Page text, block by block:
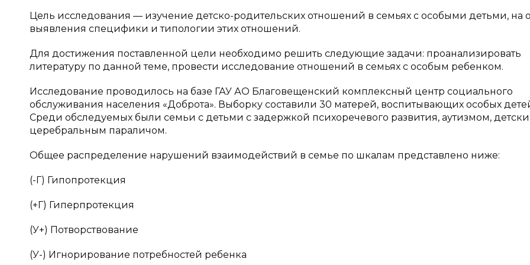
Цель исследования — изучение детско-родительских отношений в семьях с особыми детьми, на
выявления специфики и типологии этих отношений.
Для достижения поставленной цели необходимо решить следующие задачи: проанализировать
литературу по данной теме, провести исследование отношений в семьях с особым ребенком.
Исследование проводилось на базе ГАУ АО Благовещенский комплексный центр социального
обслуживания населения «Доброта». Выборку составили 30 матерей, воспитывающих особых
Среди обследуемых были семьи с детьми с задержкой психоречевого развития, аутизмом,
церебральным параличом.
Общее распределение нарушений взаимодействий в семье по шкалам представлено ниже:
(-Г) Гипопротекция
(+Г) Гиперпротекция
(У+) Потворствование
(У-) Игнорирование потребностей ребенка